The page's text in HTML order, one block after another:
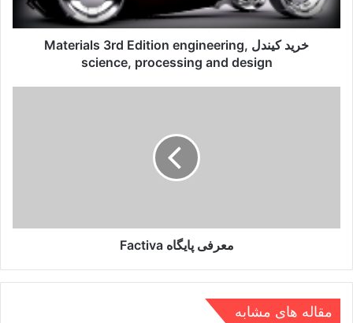
processing
and
design
خرید کیندل Materials 3rd Edition engineering,
science, processing and design
معرفی پایگاه Factiva
مقاله های مشابه